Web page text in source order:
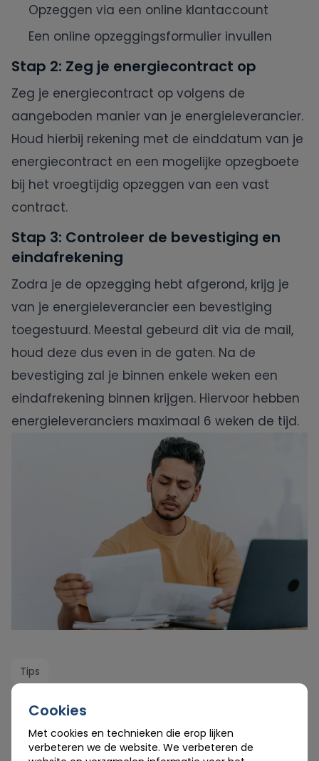
Cookies
Met cookies en technieken die erop lijken
verbeteren we de website. We verbeteren de
Opzeggen via een online klantaccount
Een online opzeggingsformulier invullen
Stap 2: Zeg je energiecontract op
Zeg je energiecontract op volgens de
aangeboden manier van je energieleverancier.
Houd hierbij rekening met de einddatum van je
energiecontract en een mogelijke opzegboete
bij het vroegtijdig opzeggen van een vast
contract.
Stap 3: Controleer de bevestiging en
eindafrekening
Zodra je de opzegging hebt afgerond, krijg je
van je energieleverancier een bevestiging
toegestuurd. Meestal gebeurd dit via de mail,
houd deze dus even in de gaten. Na de
bevestiging zal je binnen enkele weken een
eindafrekening binnen krijgen. Hiervoor hebben
energieleveranciers maximaal 6 weken de tijd.
Tips
GESCHREVEN DOOR